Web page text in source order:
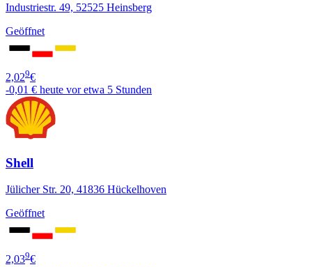
Industriestr. 49, 52525 Heinsberg
Geöffnet
2,029€
-0,01 € heute vor etwa 5 Stunden
Shell
Jülicher Str. 20, 41836 Hückelhoven
Geöffnet
2,039€